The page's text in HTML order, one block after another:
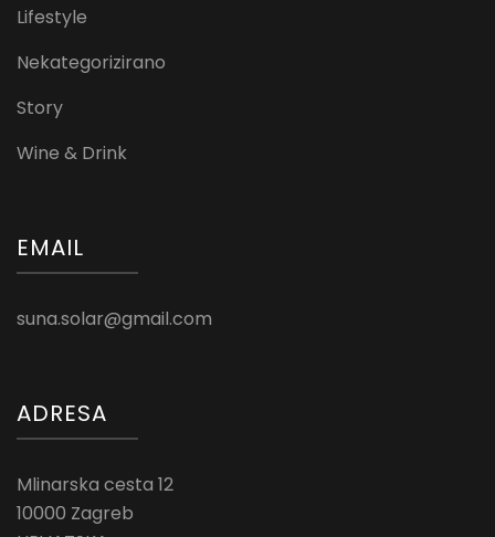
Lifestyle
Nekategorizirano
Story
Wine & Drink
EMAIL
suna.solar@gmail.com
ADRESA
Mlinarska cesta 12
10000 Zagreb